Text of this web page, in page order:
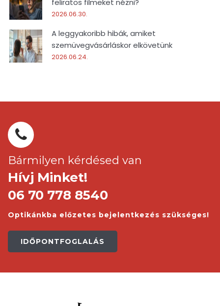
2026.06.30.
A leggyakoribb hibák, amiket
szemüvegvásárláskor elkövetünk
2026.06.24.
Bármilyen kérdésed van
Hívj Minket!
06 70 778 8540
Optikánkba előzetes bejelentkezés szükséges!
IDŐPONTFOGLALÁS